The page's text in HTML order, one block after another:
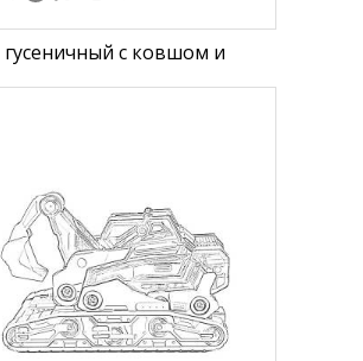
с ковшом и